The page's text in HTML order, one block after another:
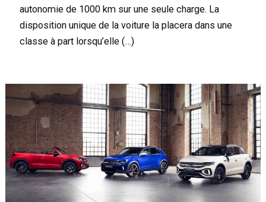
autonomie de 1000 km sur une seule charge. La
disposition unique de la voiture la placera dans une
classe à part lorsqu’elle (…)